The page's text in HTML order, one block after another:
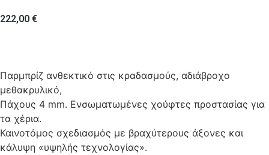
222,00 €
Παρμπρίζ ανθεκτικό στις κραδασμούς, αδιάβροχο
μεθακρυλικό,
Πάχους 4 mm. Ενσωματωμένες χούφτες προστασίας για
τα χέρια.
Καινοτόμος σχεδιασμός με βραχύτερους άξονες και
κάλυψη «υψηλής τεχνολογίας».